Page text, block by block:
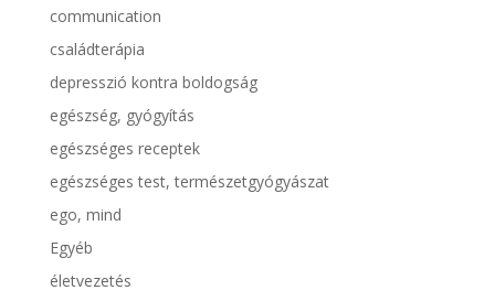
communication
családterápia
depresszió kontra boldogság
egészség, gyógyítás
egészséges receptek
egészséges test, természetgyógyászat
ego, mind
Egyéb
életvezetés